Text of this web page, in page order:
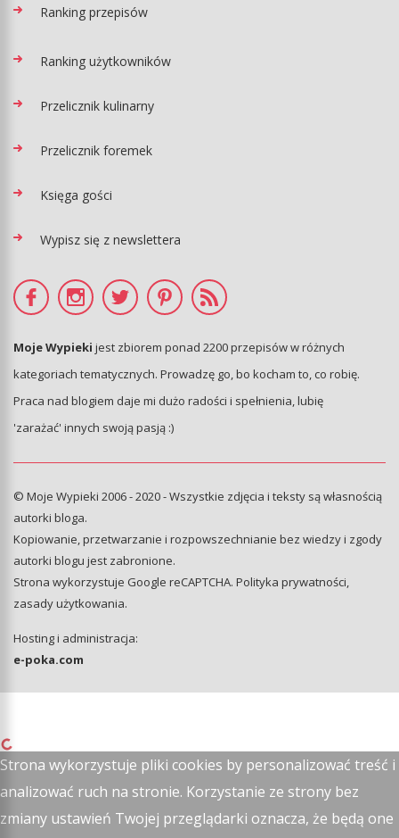
Ranking przepisów
Ranking użytkowników
Przelicznik kulinarny
Przelicznik foremek
Księga gości
Wypisz się z newslettera
Moje Wypieki jest zbiorem ponad 2200 przepisów w różnych
kategoriach tematycznych. Prowadzę go, bo kocham to, co robię.
Praca nad blogiem daje mi dużo radości i spełnienia, lubię
'zarażać' innych swoją pasją :)
© Moje Wypieki 2006 - 2020 - Wszystkie zdjęcia i teksty są własnością
autorki bloga.
Kopiowanie, przetwarzanie i rozpowszechnianie bez wiedzy i zgody
autorki blogu jest zabronione.
Strona wykorzystuje Google reCAPTCHA. Polityka prywatności,
zasady użytkowania.
Hosting i administracja:
e-poka.com
Strona wykorzystuje pliki cookies by personalizować treść i
analizować ruch na stronie. Korzystanie ze strony bez
zmiany ustawień Twojej przeglądarki oznacza, że będą one